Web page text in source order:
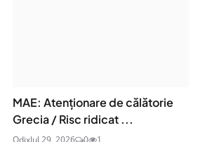
MAE: Atenţionare de călătorie
Grecia / Risc ridicat ...
OdixJul 29, 2026 0 1